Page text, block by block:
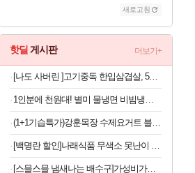
새로고침
핫딜 게시판 더보기+
[나도 사버린 ]고기중독 한입삼겹살, 500g, 4개
1인분에 천원대! 별미 물냉면 비빔냉면 10인세트 (메밀/칡/도토리)
(1+1기습특가)강훈목장 수제요거트 블루베리1L+딸기1L 외
[백명란 할인]나래식품 무색소 못난이 백명란젓 파지, 300g, 1개
[스믈스믈 냄새나는 배수구]가성비가브랜드다 배수구 클리너, 2.1L, 6개